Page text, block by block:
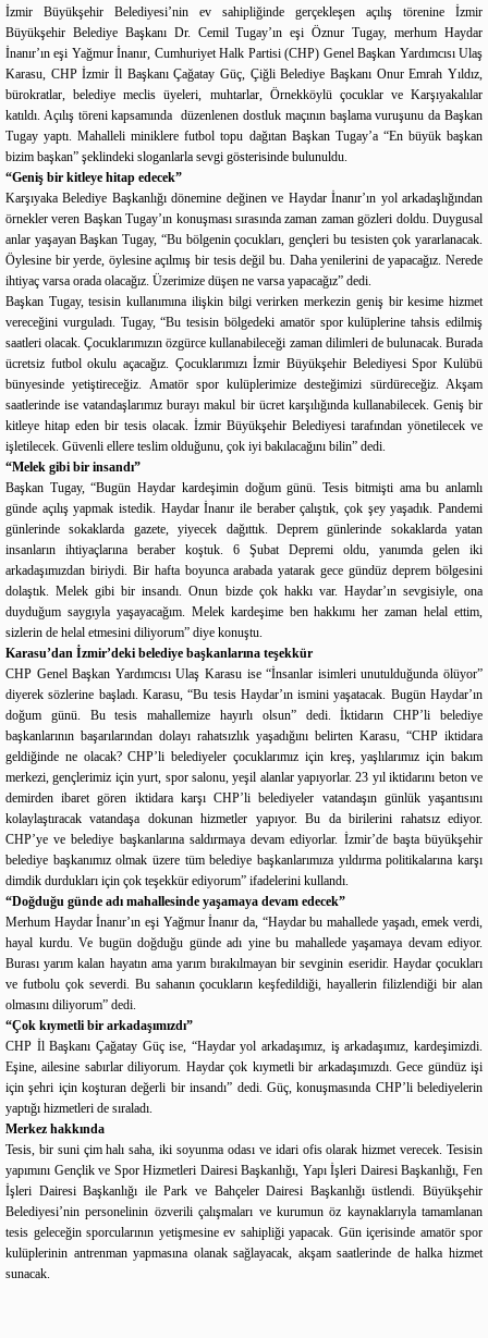
İzmir Büyükşehir Belediyesi’nin ev sahipliğinde gerçekleşen açılış törenine İzmir
Büyükşehir Belediye Başkanı Dr. Cemil Tugay’ın eşi Öznur Tugay, merhum Haydar
İnanır’ın eşi Yağmur İnanır, Cumhuriyet Halk Partisi (CHP) Genel Başkan Yardımcısı Ulaş
Karasu, CHP İzmir İl Başkanı Çağatay Güç, Çiğli Belediye Başkanı Onur Emrah Yıldız,
bürokratlar, belediye meclis üyeleri, muhtarlar, Örnekköylü çocuklar ve Karşıyakalılar
katıldı. Açılış töreni kapsamında düzenlenen dostluk maçının başlama vuruşunu da Başkan
Tugay yaptı. Mahalleli miniklere futbol topu dağıtan Başkan Tugay’a “En büyük başkan
bizim başkan” şeklindeki sloganlarla sevgi gösterisinde bulunuldu.
“Geniş bir kitleye hitap edecek”
Karşıyaka Belediye Başkanlığı dönemine değinen ve Haydar İnanır’ın yol arkadaşlığından
örnekler veren Başkan Tugay’ın konuşması sırasında zaman zaman gözleri doldu. Duygusal
anlar yaşayan Başkan Tugay, “Bu bölgenin çocukları, gençleri bu tesisten çok yararlanacak.
Öylesine bir yerde, öylesine açılmış bir tesis değil bu. Daha yenilerini de yapacağız. Nerede
ihtiyaç varsa orada olacağız. Üzerimize düşen ne varsa yapacağız” dedi.
Başkan Tugay, tesisin kullanımına ilişkin bilgi verirken merkezin geniş bir kesime hizmet
vereceğini vurguladı. Tugay, “Bu tesisin bölgedeki amatör spor kulüplerine tahsis edilmiş
saatleri olacak. Çocuklarımızın özgürce kullanabileceği zaman dilimleri de bulunacak. Burada
ücretsiz futbol okulu açacağız. Çocuklarımızı İzmir Büyükşehir Belediyesi Spor Kulübü
bünyesinde yetiştireceğiz. Amatör spor kulüplerimize desteğimizi sürdüreceğiz. Akşam
saatlerinde ise vatandaşlarımız burayı makul bir ücret karşılığında kullanabilecek. Geniş bir
kitleye hitap eden bir tesis olacak. İzmir Büyükşehir Belediyesi tarafından yönetilecek ve
işletilecek. Güvenli ellere teslim olduğunu, çok iyi bakılacağını bilin” dedi.
“Melek gibi bir insandı”
Başkan Tugay, “Bugün Haydar kardeşimin doğum günü. Tesis bitmişti ama bu anlamlı
günde açılış yapmak istedik. Haydar İnanır ile beraber çalıştık, çok şey yaşadık. Pandemi
günlerinde sokaklarda gazete, yiyecek dağıttık. Deprem günlerinde sokaklarda yatan
insanların ihtiyaçlarına beraber koştuk. 6 Şubat Depremi oldu, yanımda gelen iki
arkadaşımızdan biriydi. Bir hafta boyunca arabada yatarak gece gündüz deprem bölgesini
dolaştık. Melek gibi bir insandı. Onun bizde çok hakkı var. Haydar’ın sevgisiyle, ona
duyduğum saygıyla yaşayacağım. Melek kardeşime ben hakkımı her zaman helal ettim,
sizlerin de helal etmesini diliyorum” diye konuştu.
Karasu’dan İzmir’deki belediye başkanlarına teşekkür
CHP Genel Başkan Yardımcısı Ulaş Karasu ise “İnsanlar isimleri unutulduğunda ölüyor”
diyerek sözlerine başladı. Karasu, “Bu tesis Haydar’ın ismini yaşatacak. Bugün Haydar’ın
doğum günü. Bu tesis mahallemize hayırlı olsun” dedi. İktidarın CHP’li belediye
başkanlarının başarılarından dolayı rahatsızlık yaşadığını belirten Karasu, “CHP iktidara
geldiğinde ne olacak? CHP’li belediyeler çocuklarımız için kreş, yaşlılarımız için bakım
merkezi, gençlerimiz için yurt, spor salonu, yeşil alanlar yapıyorlar. 23 yıl iktidarını beton ve
demirden ibaret gören iktidara karşı CHP’li belediyeler vatandaşın günlük yaşantısını
kolaylaştıracak vatandaşa dokunan hizmetler yapıyor. Bu da birilerini rahatsız ediyor.
CHP’ye ve belediye başkanlarına saldırmaya devam ediyorlar. İzmir’de başta büyükşehir
belediye başkanımız olmak üzere tüm belediye başkanlarımıza yıldırma politikalarına karşı
dimdik durdukları için çok teşekkür ediyorum” ifadelerini kullandı.
“Doğduğu günde adı mahallesinde yaşamaya devam edecek”
Merhum Haydar İnanır’ın eşi Yağmur İnanır da, “Haydar bu mahallede yaşadı, emek verdi,
hayal kurdu. Ve bugün doğduğu günde adı yine bu mahallede yaşamaya devam ediyor.
Burası yarım kalan hayatın ama yarım bırakılmayan bir sevginin eseridir. Haydar çocukları
ve futbolu çok severdi. Bu sahanın çocukların keşfedildiği, hayallerin filizlendiği bir alan
olmasını diliyorum” dedi.
“Çok kıymetli bir arkadaşımızdı”
CHP İl Başkanı Çağatay Güç ise, “Haydar yol arkadaşımız, iş arkadaşımız, kardeşimizdi.
Eşine, ailesine sabırlar diliyorum. Haydar çok kıymetli bir arkadaşımızdı. Gece gündüz işi
için şehri için koşturan değerli bir insandı” dedi. Güç, konuşmasında CHP’li belediyelerin
yaptığı hizmetleri de sıraladı.
Merkez hakkında
Tesis, bir suni çim halı saha, iki soyunma odası ve idari ofis olarak hizmet verecek. Tesisin
yapımını Gençlik ve Spor Hizmetleri Dairesi Başkanlığı, Yapı İşleri Dairesi Başkanlığı, Fen
İşleri Dairesi Başkanlığı ile Park ve Bahçeler Dairesi Başkanlığı üstlendi. Büyükşehir
Belediyesi’nin personelinin özverili çalışmaları ve kurumun öz kaynaklarıyla tamamlanan
tesis geleceğin sporcularının yetişmesine ev sahipliği yapacak. Gün içerisinde amatör spor
kulüplerinin antrenman yapmasına olanak sağlayacak, akşam saatlerinde de halka hizmet
sunacak.